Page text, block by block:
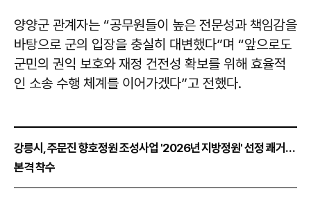
양양군 관계자는 “공무원들이 높은 전문성과 책임감을
바탕으로 군의 입장을 충실히 대변했다”며 “앞으로도
군민의 권익 보호와 재정 건전성 확보를 위해 효율적
인 소송 수행 체계를 이어가겠다”고 전했다.
강릉시, 주문진 향호정원 조성사업 '2026년 지방정원' 선정 쾌거…
본격 착수